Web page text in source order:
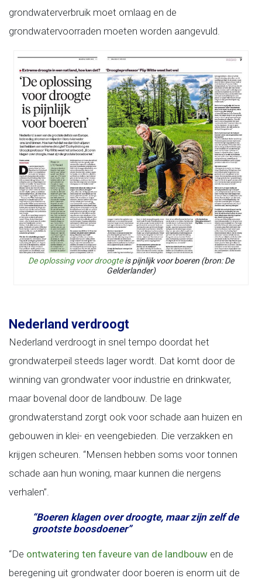
grondwaterverbruik moet omlaag en de
grondwatervoorraden moeten worden aangevuld.
De oplossing voor droogteis pijnlijk voor boeren (bron: De
Gelderlander)
Nederland verdroogt
Nederland verdroogt in snel tempo doordat het
grondwaterpeil steeds lager wordt. Dat komt door de
winning van grondwater voor industrie en drinkwater,
maar bovenal door de landbouw. De lage
grondwaterstand zorgt ook voor schade aan huizen en
gebouwen in klei- en veengebieden. Die verzakken en
krijgen scheuren. “Mensen hebben soms voor tonnen
schade aan hun woning, maar kunnen die nergens
verhalen”.
“Boeren klagen over droogte, maar zijn zelf de
grootste boosdoener”
“De ontwatering ten faveure van de landbouw en de
beregening uit grondwater door boeren is enorm uit de